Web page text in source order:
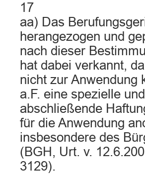
17
aa) Das
herangezogen und
nach dieser
hat dabei verkannt,
nicht zur Anwendung
a.F. eine spezielle
abschließende
für die Anwendung
insbesondere des
(BGH, Urt. v.
3129).